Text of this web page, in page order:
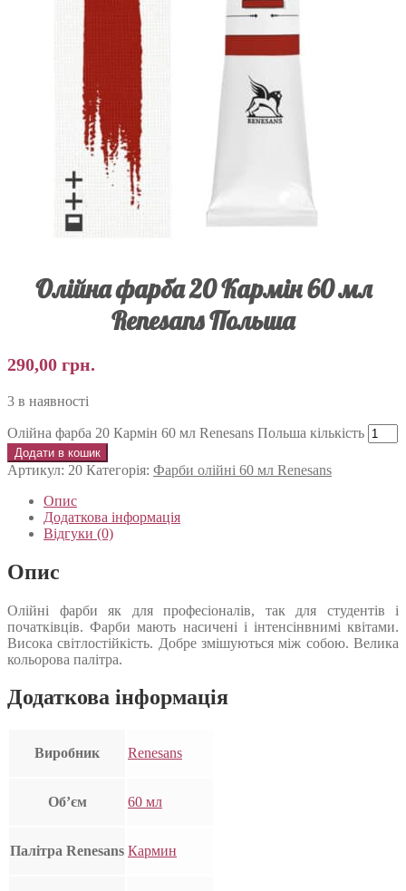
Олійна фарба 20 Кармін 60 мл
Renesans Польша
290,00 грн.
3 в наявності
Олійна фарба 20 Кармін 60 мл Renesans Польша кількість
Додати в кошик
Артикул: 20 Категорія: Фарби олійні 60 мл Renesans
Опис
Додаткова інформація
Відгуки (0)
Опис
Олійні фарби як для професіоналів, так для студентів і
початківців. Фарби мають насичені і інтенсінвнимі квітами.
Висока світлостійкість. Добре змішуються між собою. Велика
кольорова палітра.
Додаткова інформація
Виробник Renesans
Об’єм 60 мл
Палітра Renesans Кармин